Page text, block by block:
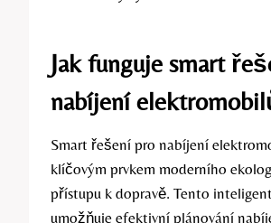
Jak funguje smart
nabíjení
Smart řešení pro nabíjení
klíčovým prvkem moderního
přístupu k dopravě. Tento
umožňuje efektivní plánování